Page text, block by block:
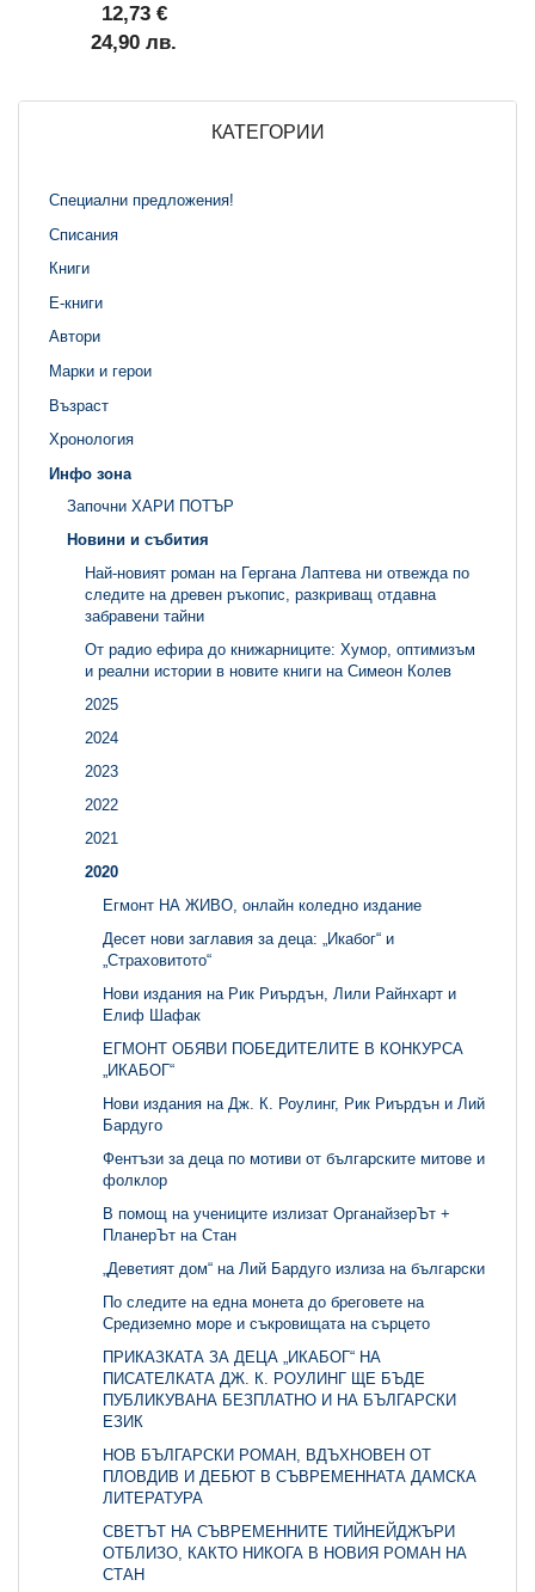
12,73 €
24,90 лв.
КАТЕГОРИИ
Специални предложения!
Списания
Книги
Е-книги
Автори
Марки и герои
Възраст
Хронология
Инфо зона
Започни ХАРИ ПОТЪР
Новини и събития
Най-новият роман на Гергана Лаптева ни отвежда по
следите на древен ръкопис, разкриващ отдавна
забравени тайни
От радио ефира до книжарниците: Хумор, оптимизъм
и реални истории в новите книги на Симеон Колев
2025
2024
2023
2022
2021
2020
Егмонт НА ЖИВО, онлайн коледно издание
Десет нови заглавия за деца: „Икабог“ и
„Страховитото“
Нови издания на Рик Риърдън, Лили Райнхарт и
Елиф Шафак
ЕГМОНТ ОБЯВИ ПОБЕДИТЕЛИТЕ В КОНКУРСА
„ИКАБОГ“
Нови издания на Дж. К. Роулинг, Рик Риърдън и Лий
Бардуго
Фентъзи за деца по мотиви от българските митове и
фолклор
В помощ на учениците излизат ОрганайзерЪт +
ПланерЪт на Стан
„Деветият дом“ на Лий Бардуго излиза на български
По следите на една монета до бреговете на
Средиземно море и съкровищата на сърцето
ПРИКАЗКАТА ЗА ДЕЦА „ИКАБОГ“ НА
ПИСАТЕЛКАТА ДЖ. К. РОУЛИНГ ЩЕ БЪДЕ
ПУБЛИКУВАНА БЕЗПЛАТНО И НА БЪЛГАРСКИ
ЕЗИК
НОВ БЪЛГАРСКИ РОМАН, ВДЪХНОВЕН ОТ
ПЛОВДИВ И ДЕБЮТ В СЪВРЕМЕННАТА ДАМСКА
ЛИТЕРАТУРА
СВЕТЪТ НА СЪВРЕМЕННИТЕ ТИЙНЕЙДЖЪРИ
ОТБЛИЗО, КАКТО НИКОГА В НОВИЯ РОМАН НА
СТАН